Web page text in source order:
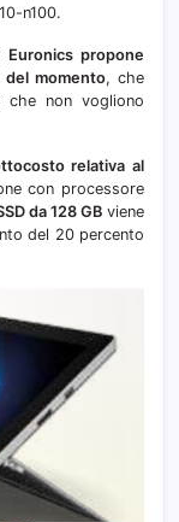
n100.
Euronics propone
momento, che
che non vogliono
relativa al
con processore
da 128 GBviene
del 20 percento